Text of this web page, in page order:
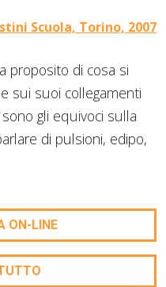
Scuola, Torino, 2007
proposito di cosa si
sui suoi collegamenti
gli equivoci sulla
di pulsioni, edipo,
ON-LINE